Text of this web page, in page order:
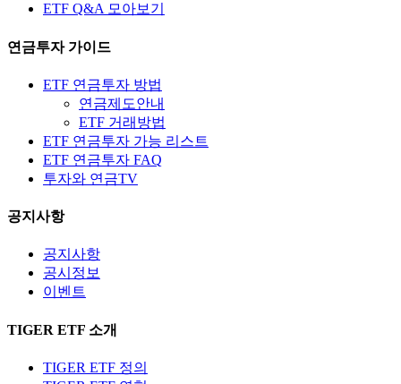
ETF Q&A 모아보기
연금투자 가이드
ETF 연금투자 방법
연금제도안내
ETF 거래방법
ETF 연금투자 가능 리스트
ETF 연금투자 FAQ
투자와 연금TV
공지사항
공지사항
공시정보
이벤트
TIGER ETF 소개
TIGER ETF 정의